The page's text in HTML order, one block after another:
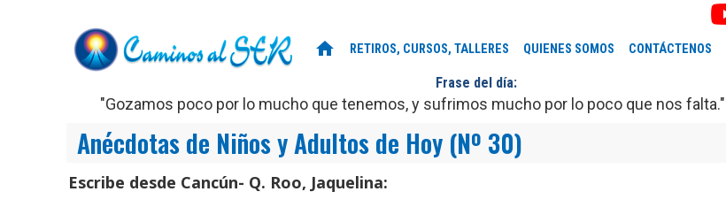
home RETIROS, CURSOS, TALLERES QUIENES SOMOS CONTÁCTENOS
Frase del día:
"Gozamos poco por lo mucho que tenemos, y sufrimos mucho por lo poco que nos falta."
Anécdotas de Niños y Adultos de Hoy (Nº 30)
Escribe desde Cancún- Q. Roo, Jaquelina: